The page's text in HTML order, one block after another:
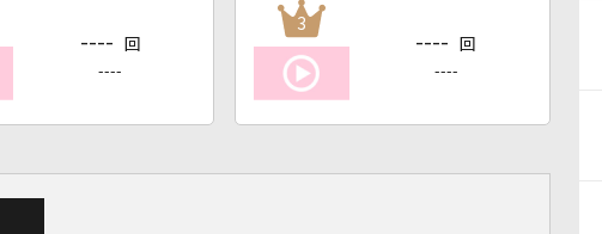
---- 回
----
3
---- 回
----